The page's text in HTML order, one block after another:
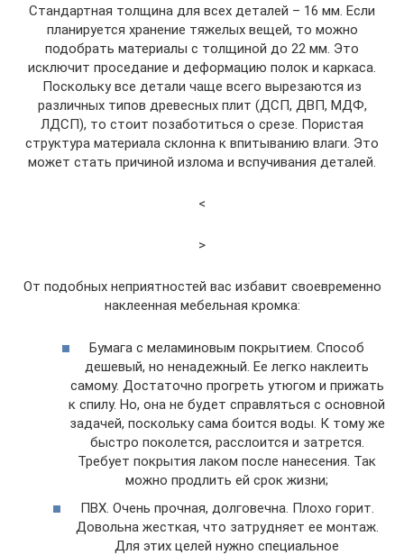
Стандартная толщина для всех деталей – 16 мм. Если
планируется хранение тяжелых вещей, то можно
подобрать материалы с толщиной до 22 мм. Это
исключит проседание и деформацию полок и каркаса.
Поскольку все детали чаще всего вырезаются из
различных типов древесных плит (ДСП, ДВП, МДФ,
ЛДСП), то стоит позаботиться о срезе. Пористая
структура материала склонна к впитыванию влаги. Это
может стать причиной излома и вспучивания деталей.
<
>
От подобных неприятностей вас избавит своевременно
наклеенная мебельная кромка:
Бумага с меламиновым покрытием. Способ
дешевый, но ненадежный. Ее легко наклеить
самому. Достаточно прогреть утюгом и прижать
к спилу. Но, она не будет справляться с основной
задачей, поскольку сама боится воды. К тому же
быстро поколется, расслоится и затрется.
Требует покрытия лаком после нанесения. Так
можно продлить ей срок жизни;
ПВХ. Очень прочная, долговечна. Плохо горит.
Довольна жесткая, что затрудняет ее монтаж.
Для этих целей нужно специальное